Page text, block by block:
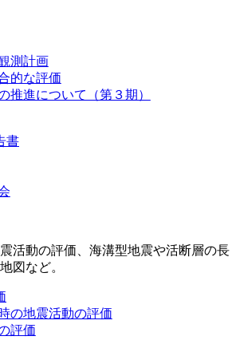
測計画
的な評価
推進について（第３期）
書
活動の評価、海溝型地震や活断層の長
図など。
の地震活動の評価
評価